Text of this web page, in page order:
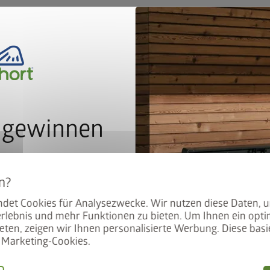
Cookies für Analysezwecke. Wir nutzen diese Daten,
und mehr Funktionen zu bieten. Um Ihnen ein
zeigen wir Ihnen personalisierte Werbung. Diese
Cookies.
Online-Bewerbungsformular.
Newsletter an und
im Lostopf.